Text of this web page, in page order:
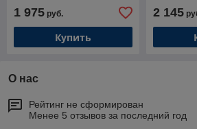
1 975 руб.
Купить
2 145
О нас
Рейтинг не сформирован
Менее 5 отзывов за последний год